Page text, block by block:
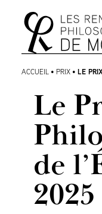
Aller
au
menu
Aller au
contenu
ACCUEIL • PRIX • LE
Le
de
2025